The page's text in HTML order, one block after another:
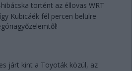
történt az éllovas WRT
Kubicáék fél percen belülre
járt kint a Toyoták közül, az